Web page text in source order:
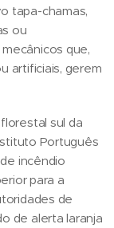
tapa-chamas,
ou
que,
artificiais, gerem
sul da
Português
incêndio
para a
de
de alerta laranja